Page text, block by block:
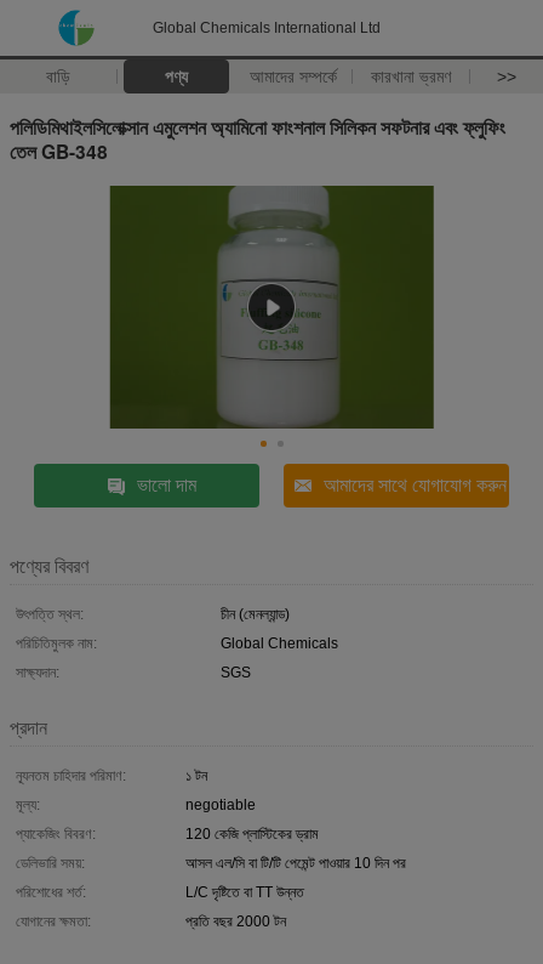
Global Chemicals International Ltd
বাড়ি পণ্য আমাদের সম্পর্কে কারখানা ভ্রমণ >>
পলিডিমিথাইলসিলোক্সান এমুলেশন অ্যামিনো ফাংশনাল সিলিকন সফটনার এবং ফ্লুফিং
তেল GB-348
ভালো দাম আমাদের সাথে যোগাযোগ করুন
পণ্যের বিবরণ
উৎপত্তি স্থল:
চীন (মেনল্যান্ড)
পরিচিতিমুলক নাম:
Global Chemicals
সাক্ষ্যদান:
SGS
প্রদান
ন্যূনতম চাহিদার পরিমাণ:
১ টন
মূল্য:
negotiable
প্যাকেজিং বিবরণ:
120 কেজি প্লাস্টিকের ড্রাম
ডেলিভারি সময়:
আসল এল/সি বা টি/টি পেমেন্ট পাওয়ার 10 দিন পর
পরিশোধের শর্ত:
L/C দৃষ্টিতে বা TT উন্নত
যোগানের ক্ষমতা:
প্রতি বছর 2000 টন